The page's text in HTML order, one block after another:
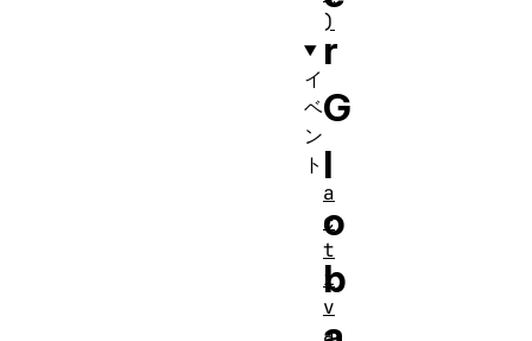
r
G
l
o
b
)
イ
ベ
ン
ト
a
c
t
i
v
a